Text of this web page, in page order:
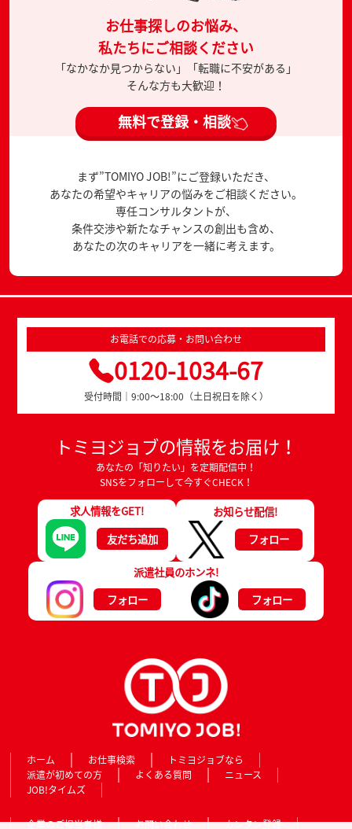
お仕事探しのお悩み、
私たちにご相談ください
「なかなか見つからない」「転職に不安がある」
そんな方も大歓迎！
無料で登録・相談
まず”TOMIYO JOB!”にご登録いただき、
あなたの希望やキャリアの悩みをご相談ください。
専任コンサルタントが、
条件交渉や新たなチャンスの創出も含め、
あなたの次のキャリアを一緒に考えます。
お電話での応募・お問い合わせ
0120-1034-67
受付時間｜9:00～18:00（土日祝日を除く）
トミヨジョブの情報をお届け！
あなたの「知りたい」を定期配信中！
SNSをフォローして今すぐCHECK！
求人情報をGET!
友だち追加
お知らせ配信!
フォロー
派遣社員のホンネ!
フォロー
フォロー
ホーム お仕事検索
トミヨジョブなら
派遣が初めての方
よくある質問
ニュース
JOB!タイムズ
企業のご担当者様 お問い合わせ カンタン登録